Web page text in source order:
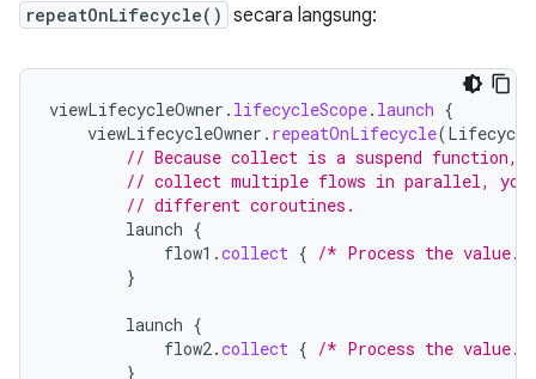
repeatOnLifecycle() secara langsung:
viewLifecycleOwner . lifecycleScope. launch {
viewLifecycleOwner . repeatOnLifecycle(Lifecycle
// Because collect is a suspend function,
// collect multiple flows in parallel, you
// different coroutines.
launch {
flow1 .collect { /* Process the value.
}
launch {
flow2.collect { /* Process the value.
}